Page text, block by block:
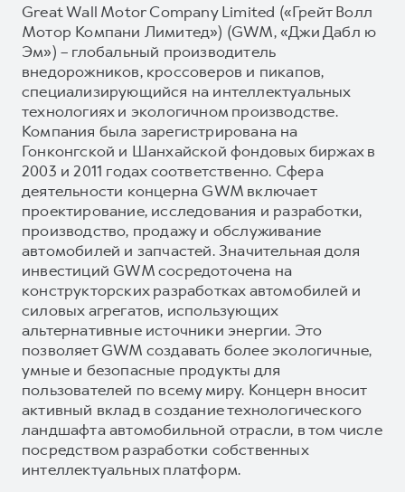
Great Wall Motor Company Limited («Грейт Волл
Мотор Компани Лимитед») (GWM, «Джи Дабл ю
Эм») – глобальный производитель
внедорожников, кроссоверов и пикапов,
специализирующийся на интеллектуальных
технологиях и экологичном производстве.
Компания была зарегистрирована на
Гонконгской и Шанхайской фондовых биржах в
2003 и 2011 годах соответственно. Сфера
деятельности концерна GWM включает
проектирование, исследования и разработки,
производство, продажу и обслуживание
автомобилей и запчастей. Значительная доля
инвестиций GWM сосредоточена на
конструкторских разработках автомобилей и
силовых агрегатов, использующих
альтернативные источники энергии. Это
позволяет GWM создавать более экологичные,
умные и безопасные продукты для
пользователей по всему миру. Концерн вносит
активный вклад в создание технологического
ландшафта автомобильной отрасли, в том числе
посредством разработки собственных
интеллектуальных платформ.